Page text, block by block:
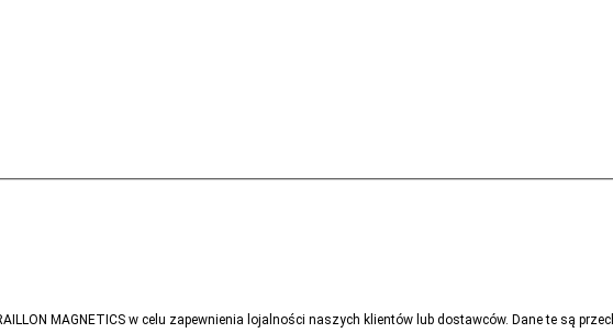
MAGNETICS w celu zapewnienia lojalności naszych klientów lub dostawców. Dane te są